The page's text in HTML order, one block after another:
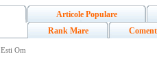
Articole Populare
Rank Mare
Om